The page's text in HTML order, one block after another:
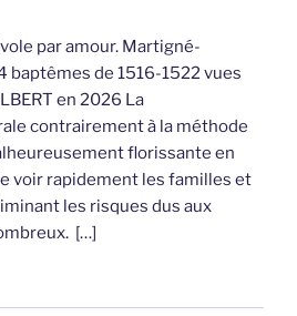
par amour. Martigné-
baptêmes de 1516-1522 vues
en 2026 La
contrairement à la méthode
florissante en
voir rapidement les familles et
les risques dus aux
[…]